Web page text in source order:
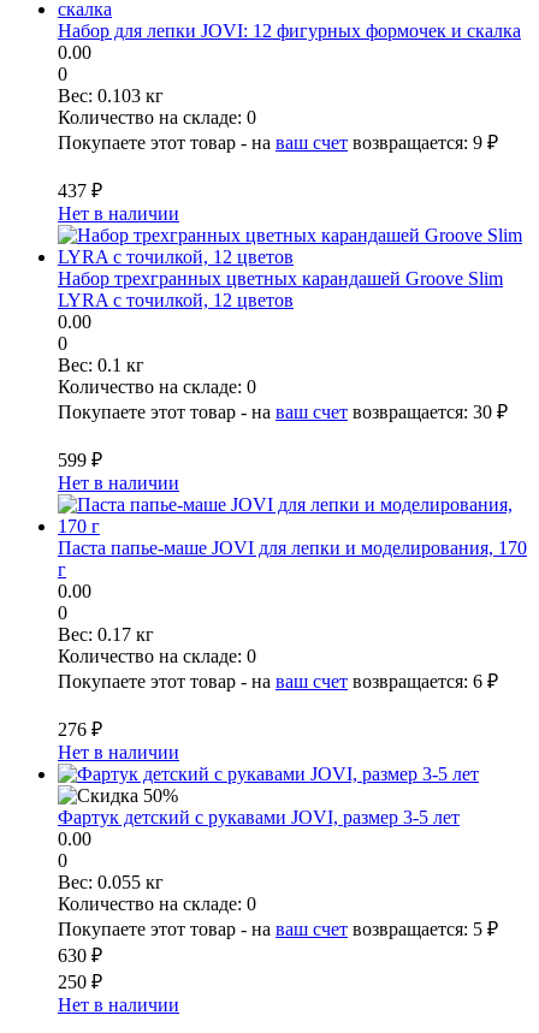
Набор для лепки JOVI: 12 фигурных формочек и скалка
0.00
0
Вес: 0.103 кг
Количество на складе: 0
Покупаете этот товар - на ваш счет возвращается: 9 ₽
437 ₽
Нет в наличии
Набор трехгранных цветных карандашей Groove Slim
LYRA с точилкой, 12 цветов
0.00
0
Вес: 0.1 кг
Количество на складе: 0
Покупаете этот товар - на ваш счет возвращается: 30 ₽
599 ₽
Нет в наличии
Паста папье-маше JOVI для лепки и моделирования, 170
г
0.00
0
Вес: 0.17 кг
Количество на складе: 0
Покупаете этот товар - на ваш счет возвращается: 6 ₽
276 ₽
Нет в наличии
Фартук детский с рукавами JOVI, размер 3-5 лет
0.00
0
Вес: 0.055 кг
Количество на складе: 0
Покупаете этот товар - на ваш счет возвращается: 5 ₽
630 ₽
250 ₽
Нет в наличии